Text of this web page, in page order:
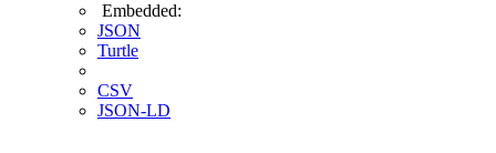
Embedded:
JSON
Turtle
CSV
JSON-LD